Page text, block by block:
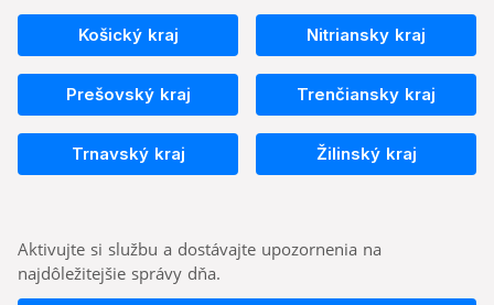
Košický kraj Nitriansky kraj
Prešovský kraj Trenčiansky kraj
Trnavský kraj Žilinský kraj
Aktivujte si službu a dostávajte upozornenia na
najdôležitejšie správy dňa.